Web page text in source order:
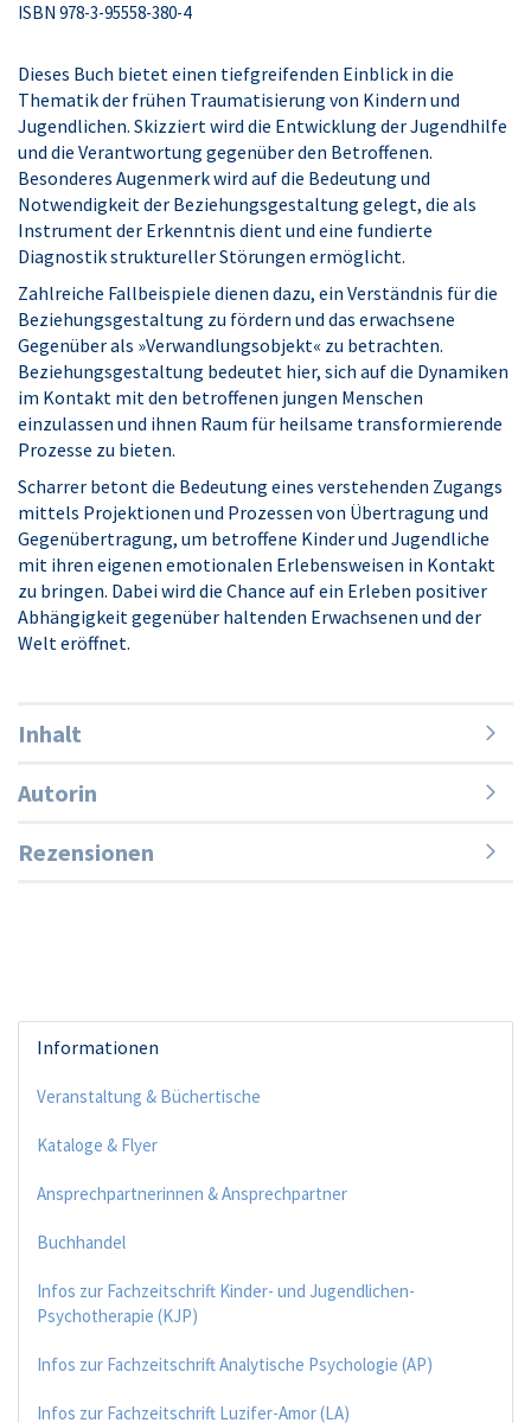
ISBN 978-3-95558-380-4
Dieses Buch bietet einen tiefgreifenden Einblick in die
Thematik der frühen Traumatisierung von Kindern und
Jugend­lichen. Skizziert wird die Entwicklung der Jugendhilfe
und die Verantwortung gegenüber den Betroffenen.
Besonderes Augenmerk wird auf die Bedeutung und
Notwendigkeit der Beziehungsgestaltung gelegt, die als
Instrument der Erkenntnis dient und eine fundierte
Diagnostik struktureller Störungen ermöglicht.
Zahlreiche Fallbeispiele dienen dazu, ein Verständnis für die
Beziehungsgestaltung zu fördern und das erwachsene
Gegenüber als »Verwandlungsobjekt« zu betrachten.
Beziehungsgestaltung bedeutet hier, sich auf die Dynamiken
im Kontakt mit den betroffenen jungen Menschen
einzulassen und ihnen Raum für heilsame transformierende
Prozesse zu bieten.
Scharrer betont die Bedeutung eines verstehenden Zugangs
mittels Projektionen und Prozessen von Übertragung und
Gegenübertragung, um betroffene Kinder und Jugendliche
mit ihren eigenen emotionalen Erlebensweisen in Kontakt
zu bringen. Dabei wird die Chance auf ein Erleben positiver
Abhängigkeit gegenüber haltenden Erwachsenen und der
Welt eröffnet.
Inhalt
Autorin
Rezensionen
Informationen
Veranstaltung & Büchertische
Kataloge & Flyer
Ansprechpartnerinnen & Ansprechpartner
Buchhandel
Infos zur Fachzeitschrift Kinder- und Jugendlichen-
Psychotherapie (KJP)
Infos zur Fachzeitschrift Analytische Psychologie (AP)
Infos zur Fachzeitschrift Luzifer-Amor (LA)